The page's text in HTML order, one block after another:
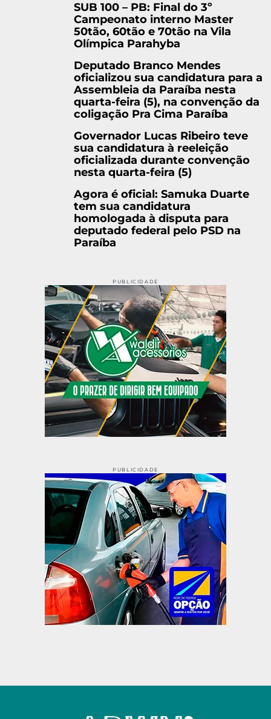
SUB 100 – PB: Final do 3º
Campeonato interno Master
50tão, 60tão e 70tão na Vila
Olímpica Parahyba
Deputado Branco Mendes
oficializou sua candidatura para a
Assembleia da Paraíba nesta
quarta-feira (5), na convenção da
coligação Pra Cima Paraíba
Governador Lucas Ribeiro teve
sua candidatura à reeleição
oficializada durante convenção
nesta quarta-feira (5)
Agora é oficial: Samuka Duarte
tem sua candidatura
homologada à disputa para
deputado federal pelo PSD na
Paraíba
PUBLICIDADE
PUBLICIDADE